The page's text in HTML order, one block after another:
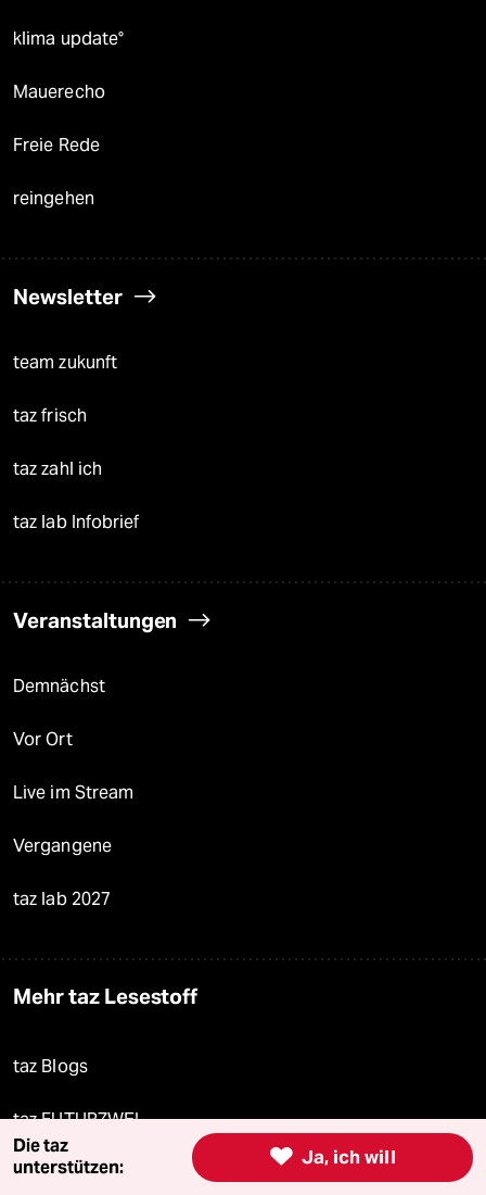
klima update°
Mauerecho
Freie Rede
reingehen
Newsletter
team zukunft
taz frisch
taz zahl ich
taz lab Infobrief
Veranstaltungen
Demnächst
Vor Ort
Live im Stream
Vergangene
taz lab 2027
Mehr taz Lesestoff
taz Blogs
taz FUTURZWEI
Le Monde diplomatique
 Ja, ich will
Die taz
unterstützen: